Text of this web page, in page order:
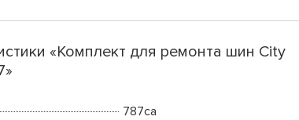
«Комплект для ремонта шин City
787са